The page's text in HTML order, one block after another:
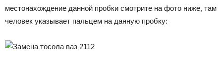
местонахождение данной пробки смотрите на фото ниже, там
человек указывает пальцем на данную пробку: